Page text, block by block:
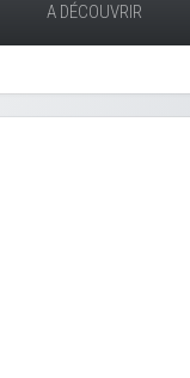
A DÉCOUVRIR